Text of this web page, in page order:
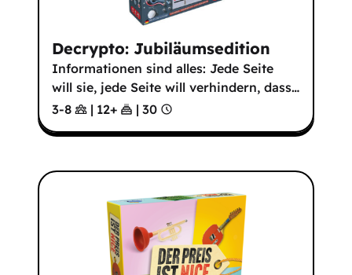
Decrypto: Jubiläumsedition
Informationen sind alles: Jede Seite
will sie, jede Seite will verhindern, dass…
3-8
| 12+ | 30